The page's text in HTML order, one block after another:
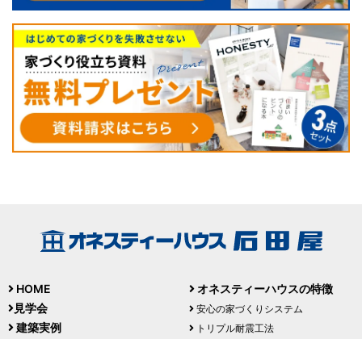
HOME
見学会
建築実例
オネスティーハウスの特徴
安心の家づくりシステム
トリプル耐震工法